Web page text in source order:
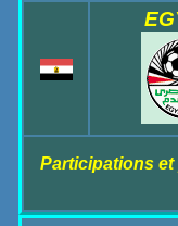
Participations et